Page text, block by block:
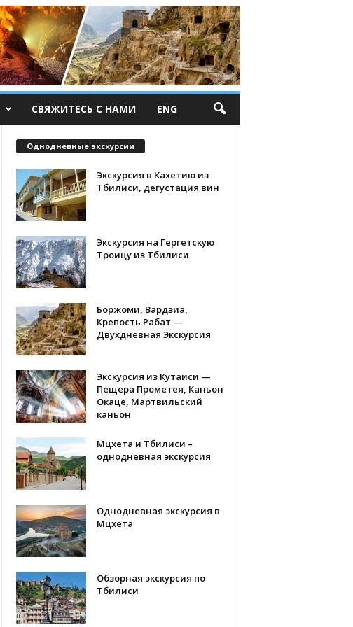
СВЯЖИТЕСЬ С НАМИ ENG
Однодневные экскурсии
Экскурсия в Кахетию из
Тбилиси, дегустация вин
Экскурсия на Гергетскую
Троицу из Тбилиси
Боржоми, Вардзиа,
Крепость Рабат —
Двухдневная Экскурсия
Экскурсия из Кутаиси —
Пещера Прометея, Каньон
Окаце, Мартвильский
каньон
Мцхета и Тбилиси –
однодневная экскурсия
Однодневная экскурсия в
Мцхета
Обзорная экскурсия по
Тбилиси